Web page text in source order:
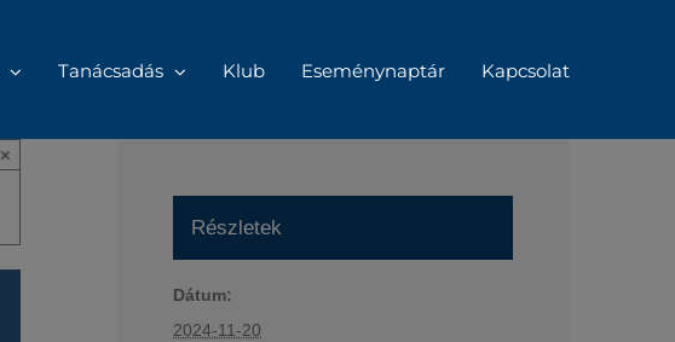
Tanácsadás Klub Eseménynaptár Kapcsolat
×
Részletek
Dátum:
2024-11-20